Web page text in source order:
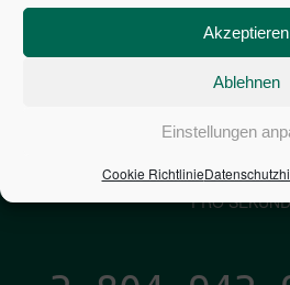
Akzeptieren
Ablehnen
Einstellungen
Cookie Richtlinie
PRO SEKUNDE
1,601
ZINSEN
PRO